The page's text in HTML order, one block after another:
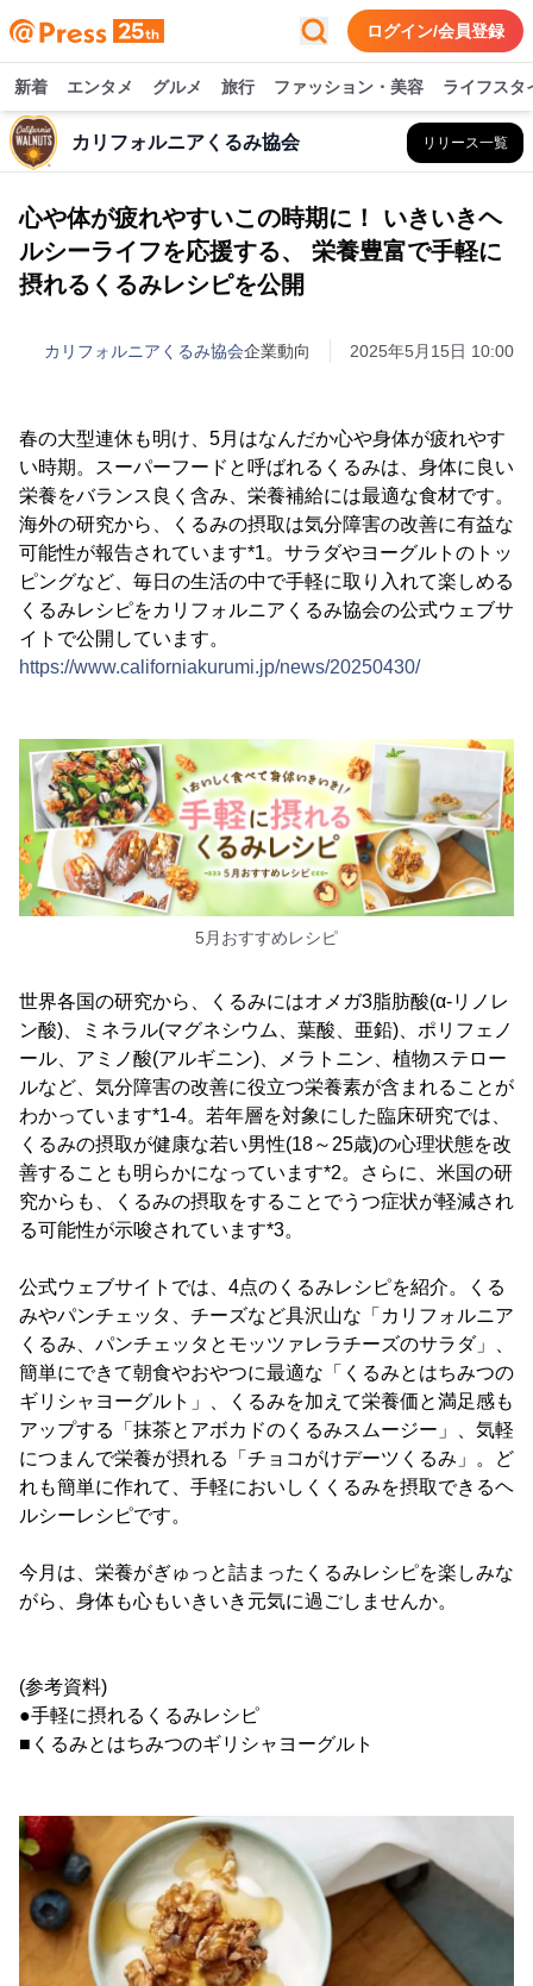
ログイン/会員登録
新着 エンタメ グルメ 旅行 ファッション・美容 ライフスタ
カリフォルニアくるみ協会 リリース一覧
心や体が疲れやすいこの時期に！ いきいきヘ
ルシーライフを応援する、 栄養豊富で手軽に
摂れるくるみレシピを公開
カリフォルニアくるみ協会企業動向 2025年5月15日 10:00
春の大型連休も明け、5月はなんだか心や身体が疲れやす
い時期。スーパーフードと呼ばれるくるみは、身体に良い
栄養をバランス良く含み、栄養補給には最適な食材です。
海外の研究から、くるみの摂取は気分障害の改善に有益な
可能性が報告されています*1。サラダやヨーグルトのトッ
ピングなど、毎日の生活の中で手軽に取り入れて楽しめる
くるみレシピをカリフォルニアくるみ協会の公式ウェブサ
イトで公開しています。
https://www.californiakurumi.jp/news/20250430/
5月おすすめレシピ
世界各国の研究から、くるみにはオメガ3脂肪酸(α-リノレ
ン酸)、ミネラル(マグネシウム、葉酸、亜鉛)、ポリフェノ
ール、アミノ酸(アルギニン)、メラトニン、植物ステロー
ルなど、気分障害の改善に役立つ栄養素が含まれることが
わかっています*1-4。若年層を対象にした臨床研究では、
くるみの摂取が健康な若い男性(18～25歳)の心理状態を改
善することも明らかになっています*2。さらに、米国の研
究からも、くるみの摂取をすることでうつ症状が軽減され
る可能性が示唆されています*3。
公式ウェブサイトでは、4点のくるみレシピを紹介。くる
みやパンチェッタ、チーズなど具沢山な「カリフォルニア
くるみ、パンチェッタとモッツァレラチーズのサラダ」、
簡単にできて朝食やおやつに最適な「くるみとはちみつの
ギリシャヨーグルト」、くるみを加えて栄養価と満足感も
アップする「抹茶とアボカドのくるみスムージー」、気軽
につまんで栄養が摂れる「チョコがけデーツくるみ」。ど
れも簡単に作れて、手軽においしくくるみを摂取できるヘ
ルシーレシピです。
今月は、栄養がぎゅっと詰まったくるみレシピを楽しみな
がら、身体も心もいきいき元気に過ごしませんか。
(参考資料)
●手軽に摂れるくるみレシピ
■くるみとはちみつのギリシャヨーグルト